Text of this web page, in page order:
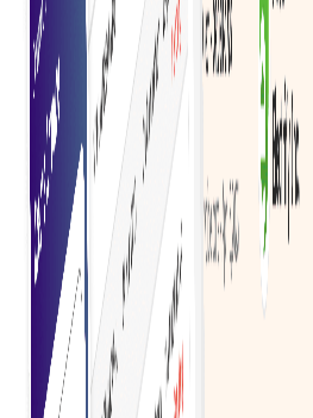
มีส่วนร่วมในการรักษาสิ่งแวดล้อมอย่
กระดาษและส่งเสริมการใช้เอกสารดิ
การตรวจสอบที่มีประสิทธิภาพ
อำนวยความสะดวกในการตรวจสอ
เข้าถึงได้และประวัติการทำธุรกรรม